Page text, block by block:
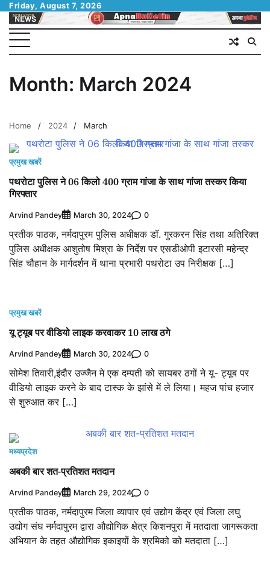
Skip
content
Friday, August 7, 2026
Month: March 2024
Home 2024 March
प्रमुख खबरें
पथरोटा पुलिस ने 06 किलो 400 ग्राम गांजा के साथ गांजा तस्कर किया
गिरफ्तार
Arvind Pandey March 30, 2024 0
प्रतीक पाठक, नर्मदापुरम पुलिस अधीक्षक डॉ. गुरकरन सिंह तथा अतिरिक्त
पुलिस अधीक्षक आशुतोष मिश्रा के निर्देश पर एसडीओपी इटारसी महेन्द्र
सिंह चौहान के मार्गदर्शन में थाना प्रभारी पथरोटा उप निरीक्षक […]
प्रमुख खबरें
यू ट्यूब पर वीडियो लाइक करवाकर 10 लाख ठगे
Arvind Pandey March 30, 2024 0
सोमेश तिवारी,इंदौर उज्जैन मे एक दम्पती को सायबर ठगों ने यू- ट्यूब पर
वीडियो लाइक करने के बाद टास्क के झांसे में ले लिया। महज पांच हजार
से शुरुआत कर […]
मध्यप्रदेश
अबकी बार शत-प्रतिशत मतदान
Arvind Pandey March 29, 2024 0
प्रतीक पाठक, नर्मदापुरम जिला व्यापार एवं उद्योग केंद्र एवं जिला लघु
उद्योग संघ नर्मदापुरम द्वारा औद्योगिक क्षेत्र किशनपुरा में मतदाता जागरूकता
अभियान के तहत औद्योगिक इकाइयों के श्रमिको को मतदाता […]